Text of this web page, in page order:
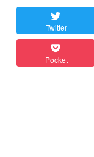
Twitter
Pocket